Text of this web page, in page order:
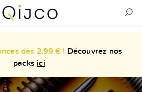
dès 2,99 € ! Découvrez nos
packs ici